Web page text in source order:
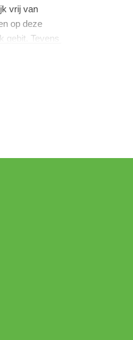
vrij van
op deze
gebit. Tevens